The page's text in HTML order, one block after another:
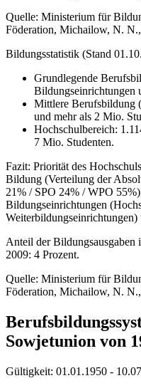
Quelle: Ministerium für
Föderation, Michailow, N. N.,
Bildungsstatistik (Stand
Grundlegende
Bildungseinrichtungen
Mittlere Berufsbildung
und mehr als 2 Mio.
Hochschulbereich:
7 Mio. Studenten.
Fazit: Priorität des
Bildung (Verteilung der
21% / SPO 24% / WPO
Bildungseinrichtungen
Anteil der Bildungsausgaben
2009: 4 Prozent.
Quelle: Ministerium für
Föderation, Michailow, N. N.,
Sowjetunion von
Gültigkeit: 01.01.1950 -